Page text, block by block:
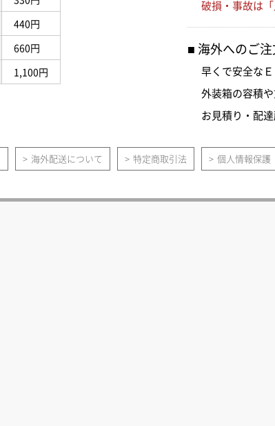
440円
660円
1,100円
破損・事故は
海外へのご
早くで安全な
外装箱の容積
お見積り・配
海外配送について 特定商取引法 個人情報保護